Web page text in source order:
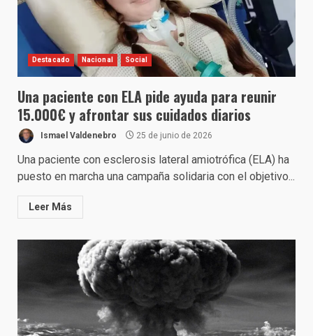
Destacado Nacional Social
Una paciente con ELA pide ayuda para reunir
15.000€ y afrontar sus cuidados diarios
Ismael Valdenebro 25 de junio de 2026
Una paciente con esclerosis lateral amiotrófica (ELA) ha
puesto en marcha una campaña solidaria con el objetivo...
Leer Más